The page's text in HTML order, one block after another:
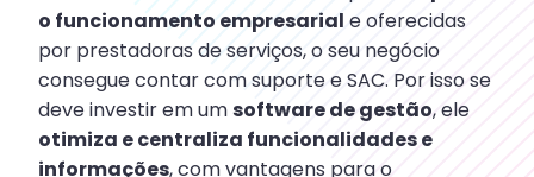
o funcionamento empresarial e oferecidas
por prestadoras de serviços, o seu negócio
consegue contar com suporte e SAC. Por isso se
deve investir em umsoftware de gestão, ele
otimiza e centraliza funcionalidades e
informações, com vantagens para o